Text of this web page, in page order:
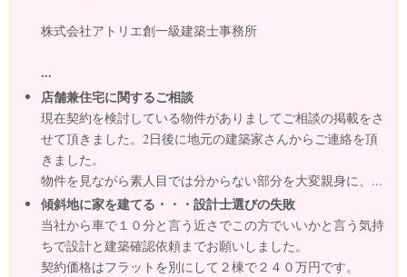
株式会社アトリエ創一級建築士事務所
...
店舗兼住宅に関するご相談
現在契約を検討している物件がありましてご相談の掲載をさ
せて頂きました。2日後に地元の建築家さんからご連絡を頂
きました。
物件を見ながら素人目では分からない部分を大変親身に、...
傾斜地に家を建てる・・・設計士選びの失敗
当社から車で１０分と言う近さでこの方でいいかと言う気持
ちで設計と建築確認依頼までお願いしました。
契約価格はフラットを別にして２棟で２４０万円です。